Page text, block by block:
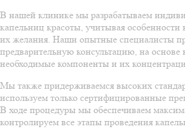
В нашей клинике мы разрабатываем
капельниц красоты, учитывая особенности
их желания. Наши опытные специалисты
предварительную консультацию, на основе
необходимые компоненты и их
Мы также придерживаемся высоких
используем только сертифицированные
В ходе процедуры мы обеспечиваем
контролируем все этапы проведения